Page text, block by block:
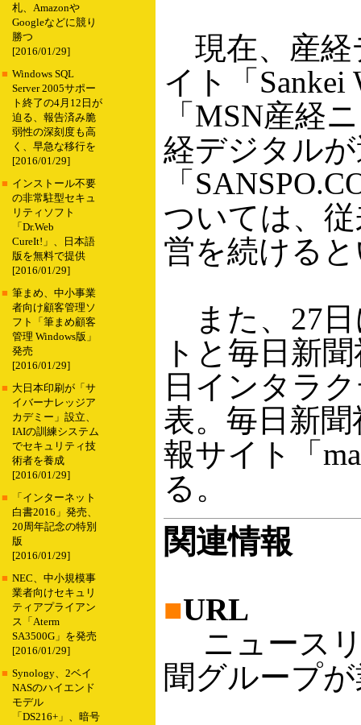
札、Amazonや
Googleなどに競り
勝つ
[2016/01/29]
■ Windows SQL
Server 2005サポー
ト終了の4月12日が
迫る、報告済み脆
弱性の深刻度も高
く、早急な移行を
[2016/01/29]
■ インストール不要
の非常駐型セキュ
リティソフト
「Dr.Web
CureIt!」、日本語
版を無料で提供
[2016/01/29]
■ 筆まめ、中小事業
者向け顧客管理ソ
フト「筆まめ顧客
管理 Windows版」
発売
[2016/01/29]
■ 大日本印刷が「サ
イバーナレッジア
カデミー」設立、
IAIの訓練システム
でセキュリティ技
術者を養成
[2016/01/29]
■
「インターネット
白書2016」発売、
20周年記念の特別
版
[2016/01/29]
■ NEC、中小規模事
業者向けセキュリ
ティアプライアン
ス「Aterm
SA3500G」を発売
[2016/01/29]
■ Synology、2ベイ
NASのハイエンド
モデル
「DS216+」、暗号
現在、産経
イト「
「MSN産経
経デジタル
「
ついては、
営を続ける
また、27日
トと毎日新
日インタラ
表。毎日新
報サイト「
る。
関連情報
■URL
ニュースリ
聞グループ